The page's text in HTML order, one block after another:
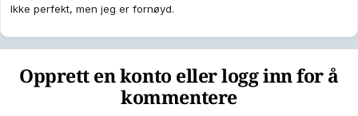
Ikke perfekt, men jeg er fornøyd.
Opprett en konto eller logg inn for å
kommentere